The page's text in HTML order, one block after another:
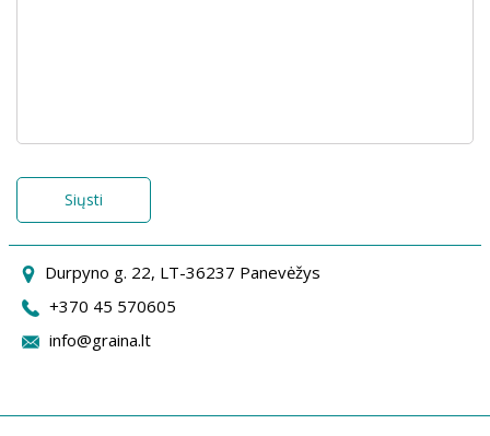
Siųsti
Durpyno g. 22, LT-36237 Panevėžys
+370 45 570605
info@graina.lt